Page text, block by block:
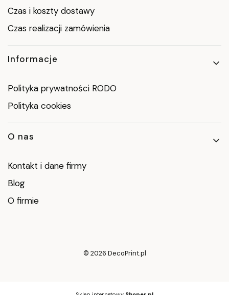
Czas i koszty dostawy
Czas realizacji zamówienia
Informacje
Polityka prywatności RODO
Polityka cookies
O nas
Kontakt i dane firmy
Blog
O firmie
© 2026 DecoPrint.pl